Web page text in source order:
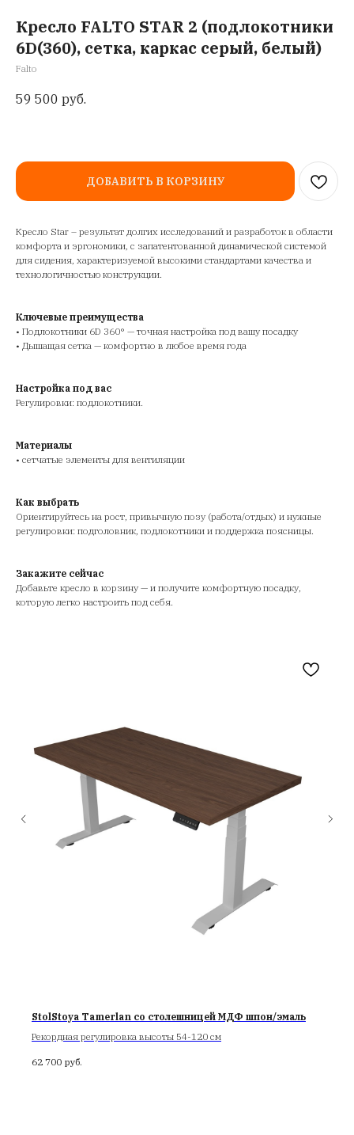
Кресло FALTO STAR 2 (подлокотники
6D(360), сетка, каркас серый, белый)
Falto
59 500 руб.
ДОБАВИТЬ В КОРЗИНУ
Кресло Star – результат долгих исследований и разработок в области
комфорта и эргономики, с запатентованной динамической системой
для сидения, характеризуемой высокими стандартами качества и
технологичностью конструкции.
Ключевые преимущества
• Подлокотники 6D 360° — точная настройка под вашу посадку
• Дышащая сетка — комфортно в любое время года
Настройка под вас
Регулировки: подлокотники.
Материалы
• сетчатые элементы для вентиляции
Как выбрать
Ориентируйтесь на рост, привычную позу (работа/отдых) и нужные
регулировки: подголовник, подлокотники и поддержка поясницы.
Закажите сейчас
Добавьте кресло в корзину — и получите комфортную посадку,
которую легко настроить под себя.
StolStoya Tamerlan со столешницей МДФ шпон/эмаль
Рекордная регулировка высоты 54-120 см
62 700 руб.